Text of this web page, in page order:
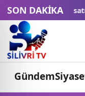
SON DAKİKA
sunacakDüğün
Gündem